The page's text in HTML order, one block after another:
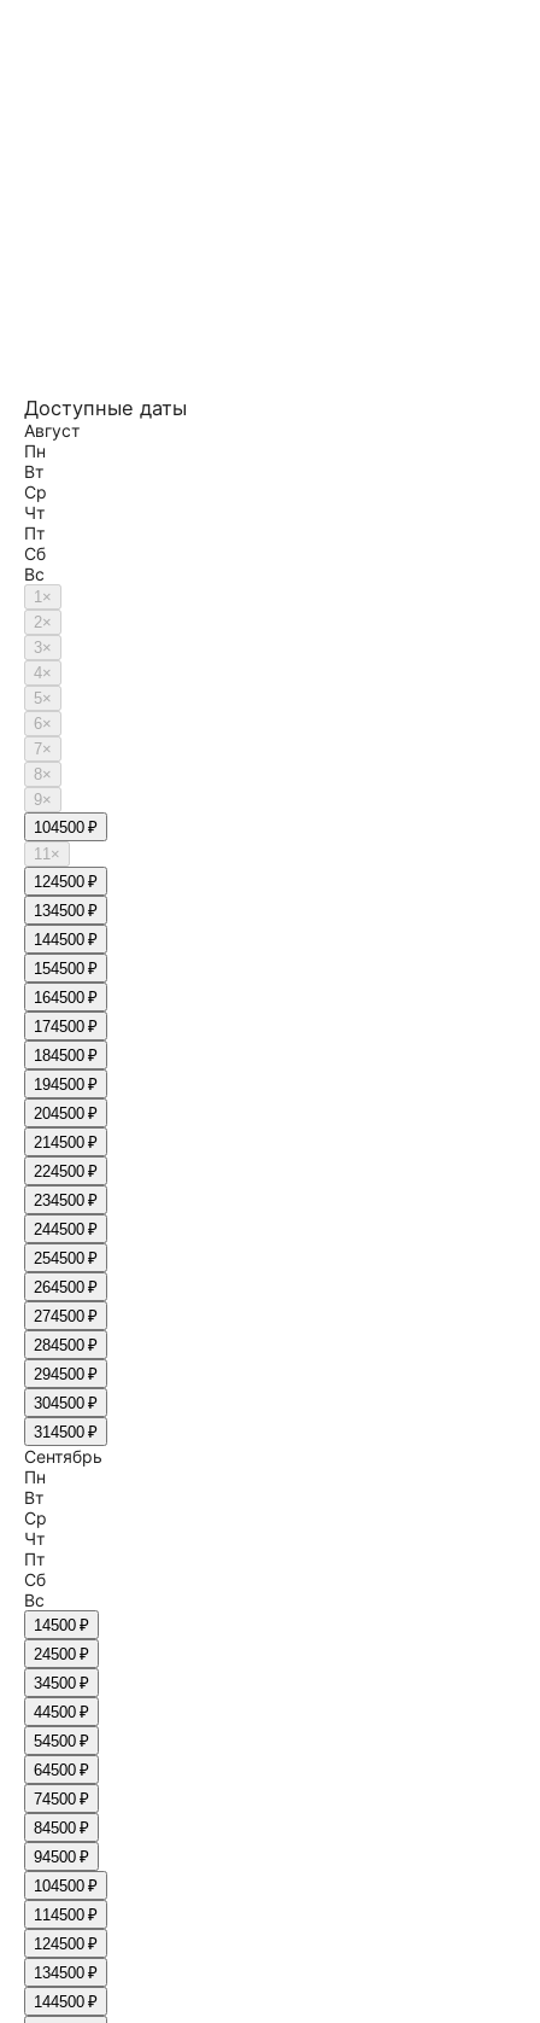
Доступные даты
Август
Пн
Вт
Ср
Чт
Пт
Сб
Вс
1×
2×
3×
4×
5×
6×
7×
8×
9×
104500 ₽
11×
124500 ₽
134500 ₽
144500 ₽
154500 ₽
164500 ₽
174500 ₽
184500 ₽
194500 ₽
204500 ₽
214500 ₽
224500 ₽
234500 ₽
244500 ₽
254500 ₽
264500 ₽
274500 ₽
284500 ₽
294500 ₽
304500 ₽
314500 ₽
Сентябрь
Пн
Вт
Ср
Чт
Пт
Сб
Вс
14500 ₽
24500 ₽
34500 ₽
44500 ₽
54500 ₽
64500 ₽
74500 ₽
84500 ₽
94500 ₽
104500 ₽
114500 ₽
124500 ₽
134500 ₽
144500 ₽